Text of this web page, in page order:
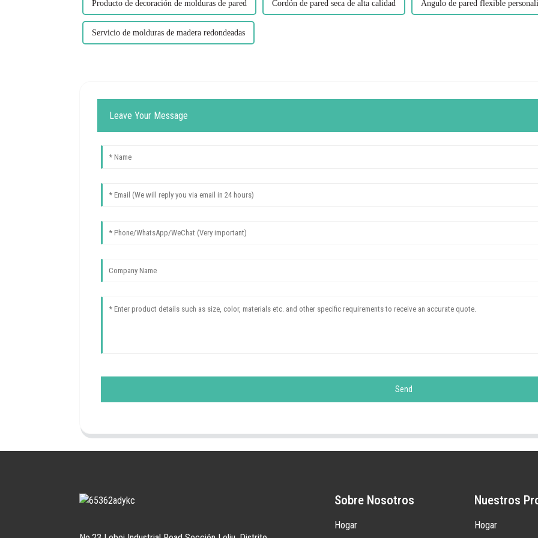
Producto de decoración de molduras de pared Cordón de pared seca de alta calidad Ángulo de pared flexible
Servicio de molduras de madera redondeadas
Leave Your Message
Send
Sobre Nosotros
Hogar
Nuestros
Hogar